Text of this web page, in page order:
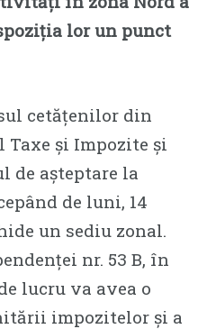
lor un punct
cetățenilor din
Taxe și Impozite și
de așteptare la
de luni, 14
un sediu zonal.
nr. 53 B, în
lucru va avea o
impozitelor și a